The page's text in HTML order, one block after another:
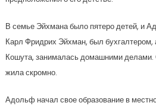
В семье Эйхмана было пятеро детей, и
Карл Фридрих Эйхман, был
Кошута, занималась домашними делами.
жила скромно.
Адольф начал свое образование в